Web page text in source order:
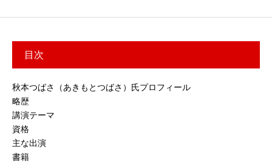
目次
秋本つばさ（あきもとつばさ）氏プロフィール
略歴
講演テーマ
資格
主な出演
書籍